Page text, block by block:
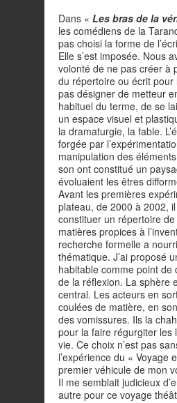
Dans « Les bras de la
les comédiens de la
pas choisi la forme de
Elle s’est imposée. Nous
volonté de ne pas créer à
du répertoire ou écrit
pas désigner de metteur
habituel du terme, de se
un espace visuel et
la dramaturgie, la fable.
forgée par
manipulation des
son ont constitué un
évoluaient les êtres
Avant les premières
plateau, de 2000 à 2002, il
constituer un répertoire
matières propices à
recherche formelle a
thématique. J’ai proposé
habitable comme point de
de la réflexion. La sphère
central. Les acteurs en
coulées de matière, en
des vomissures. Ils la
pour la faire régurgiter les
vie. Ce choix n’est pas
l’expérience du « Voyage
premier véhicule de mon
Il me semblait judicieux
autre pour ce voyage